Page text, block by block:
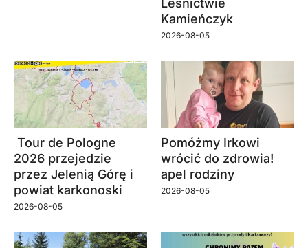
Leśnictwie
Kamieńczyk
2026-08-05
Tour de Pologne
2026 przejedzie
przez Jelenią Górę i
powiat karkonoski
2026-08-05
Pomóżmy Irkowi
wrócić do zdrowia!
apel rodziny
2026-08-05